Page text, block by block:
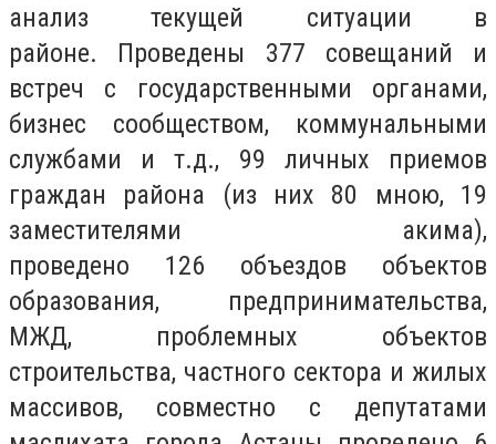
анализтекущей ситуации в
районе. Проведены 377 совещаний и
встреч с государственными органами,
бизнес сообществом, коммунальными
службами и т.д., 99 личных приемов
граждан района (из них 80 мною, 19
заместителями акима),
проведено 126 объездов объектов
образования, предпринимательства,
МЖД, проблемных объектов
строительства, частного сектора и жилых
массивов, совместно с депутатами